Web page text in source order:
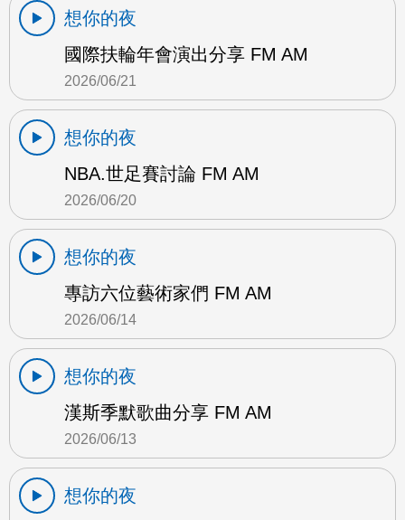
想你的夜
國際扶輪年會演出分享 FM AM
2026/06/21
想你的夜
NBA.世足賽討論 FM AM
2026/06/20
想你的夜
專訪六位藝術家們 FM AM
2026/06/14
想你的夜
漢斯季默歌曲分享 FM AM
2026/06/13
想你的夜